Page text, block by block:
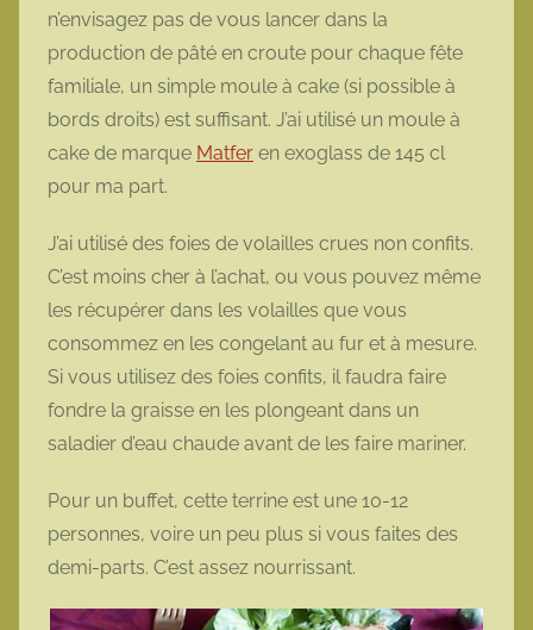
n’envisagez pas de vous lancer dans la
production de pâté en croute pour chaque fête
familiale, un simple moule à cake (si possible à
bords droits) est suffisant. J’ai utilisé un moule à
cake de marque Matfer en exoglass de 145 cl
pour ma part.
J’ai utilisé des foies de volailles crues non confits.
C’est moins cher à l’achat, ou vous pouvez même
les récupérer dans les volailles que vous
consommez en les congelant au fur et à mesure.
Si vous utilisez des foies confits, il faudra faire
fondre la graisse en les plongeant dans un
saladier d’eau chaude avant de les faire mariner.
Pour un buffet, cette terrine est une 10-12
personnes, voire un peu plus si vous faites des
demi-parts. C’est assez nourrissant.